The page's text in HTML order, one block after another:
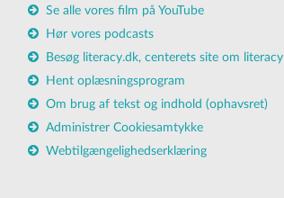
Se alle vores film på YouTube
Hør vores podcasts
Besøg literacy.dk, centerets site om literacy
Hent oplæsningsprogram
Om brug af tekst og indhold (ophavsret)
Administrer Cookiesamtykke
Webtilgængelighedserklæring